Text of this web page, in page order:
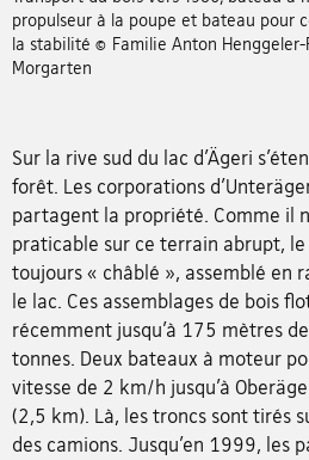
propulseur à la poupe et bateau pour
la stabilité © Familie Anton Henggeler-
Morgarten
Sur la rive sud du lac d’Ägeri
forêt. Les corporations
partagent la propriété. Comme il
praticable sur ce terrain abrupt,
toujours « châblé », assemblé en
le lac. Ces assemblages de bois
récemment jusqu’à 175 mètres
tonnes. Deux bateaux à moteur
vitesse de 2 km/h jusqu’à
(2,5 km). Là, les troncs sont tirés
des camions. Jusqu’en 1999, les